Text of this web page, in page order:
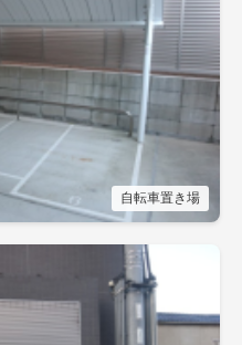
自転車置き場